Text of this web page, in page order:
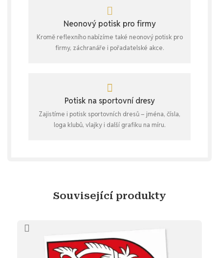
Neonový potisk pro firmy
Kromě reflexního nabízíme také neonový potisk pro
firmy, záchranáře i pořadatelské akce.
Potisk na sportovní dresy
Zajistíme i potisk sportovních dresů – jména, čísla,
loga klubů, vlajky i další grafiku na míru.
Související produkty